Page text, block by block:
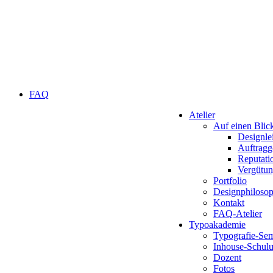
FAQ
Atelier
Auf einen
Portfolio
Kontakt
FAQ-Atelier
Typoakademie
Typografie-
Inhouse-
Dozent
Fotos